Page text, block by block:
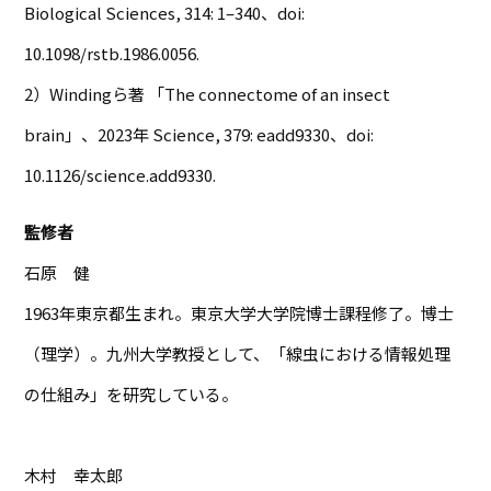
Biological Sciences, 314: 1–340、doi:
10.1098/rstb.1986.0056.
2）Windingら著 「The connectome of an insect
brain」、2023年 Science, 379: eadd9330、doi:
10.1126/science.add9330.
監修者
石原 健
1963年東京都生まれ。東京大学大学院博士課程修了。博士
（理学）。九州大学教授として、「線虫における情報処理
の仕組み」を研究している。
木村 幸太郎